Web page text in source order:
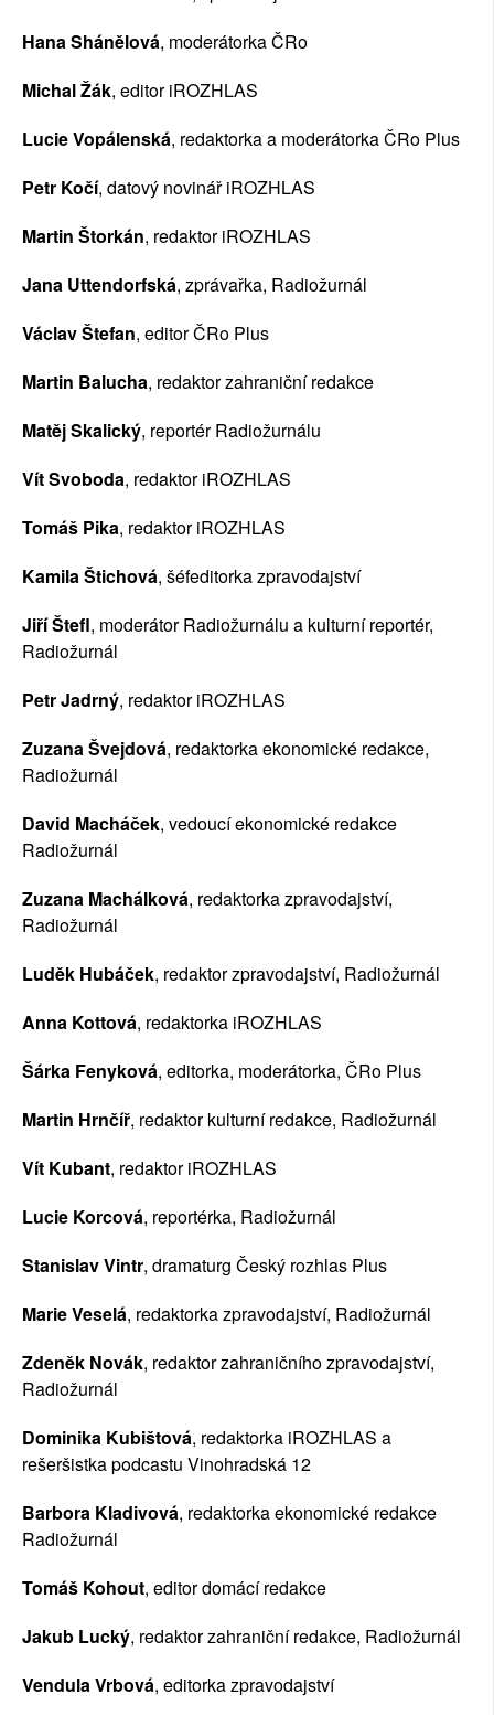
Hana Shánělová, moderátorka ČRo
Michal Žák, editor iROZHLAS
Lucie Vopálenská, redaktorka a moderátorka ČRo Plus
Petr Kočí, datový novinář iROZHLAS
Martin Štorkán, redaktor iROZHLAS
Jana Uttendorfská, zprávařka, Radiožurnál
Václav Štefan, editor ČRo Plus
Martin Balucha, redaktor zahraniční redakce
Matěj Skalický, reportér Radiožurnálu
Vít Svoboda, redaktor iROZHLAS
Tomáš Pika, redaktor iROZHLAS
Kamila Štichová, šéfeditorka zpravodajství
Jiří Štefl, moderátor Radiožurnálu a kulturní reportér,
Radiožurnál
Petr Jadrný, redaktor iROZHLAS
Zuzana Švejdová, redaktorka ekonomické redakce,
Radiožurnál
David Macháček, vedoucí ekonomické redakce
Radiožurnál
Zuzana Machálková, redaktorka zpravodajství,
Radiožurnál
Luděk Hubáček, redaktor zpravodajství, Radiožurnál
Anna Kottová, redaktorka iROZHLAS
Šárka Fenyková, editorka, moderátorka, ČRo Plus
Martin Hrnčíř, redaktor kulturní redakce, Radiožurnál
Vít Kubant, redaktor iROZHLAS
Lucie Korcová, reportérka, Radiožurnál
Stanislav Vintr, dramaturg Český rozhlas Plus
Marie Veselá, redaktorka zpravodajství, Radiožurnál
Zdeněk Novák, redaktor zahraničního zpravodajství,
Radiožurnál
Dominika Kubištová, redaktorka iROZHLAS a
rešeršistka podcastu Vinohradská 12
Barbora Kladivová, redaktorka ekonomické redakce
Radiožurnál
Tomáš Kohout, editor domácí redakce
Jakub Lucký, redaktor zahraniční redakce, Radiožurnál
Vendula Vrbová, editorka zpravodajství